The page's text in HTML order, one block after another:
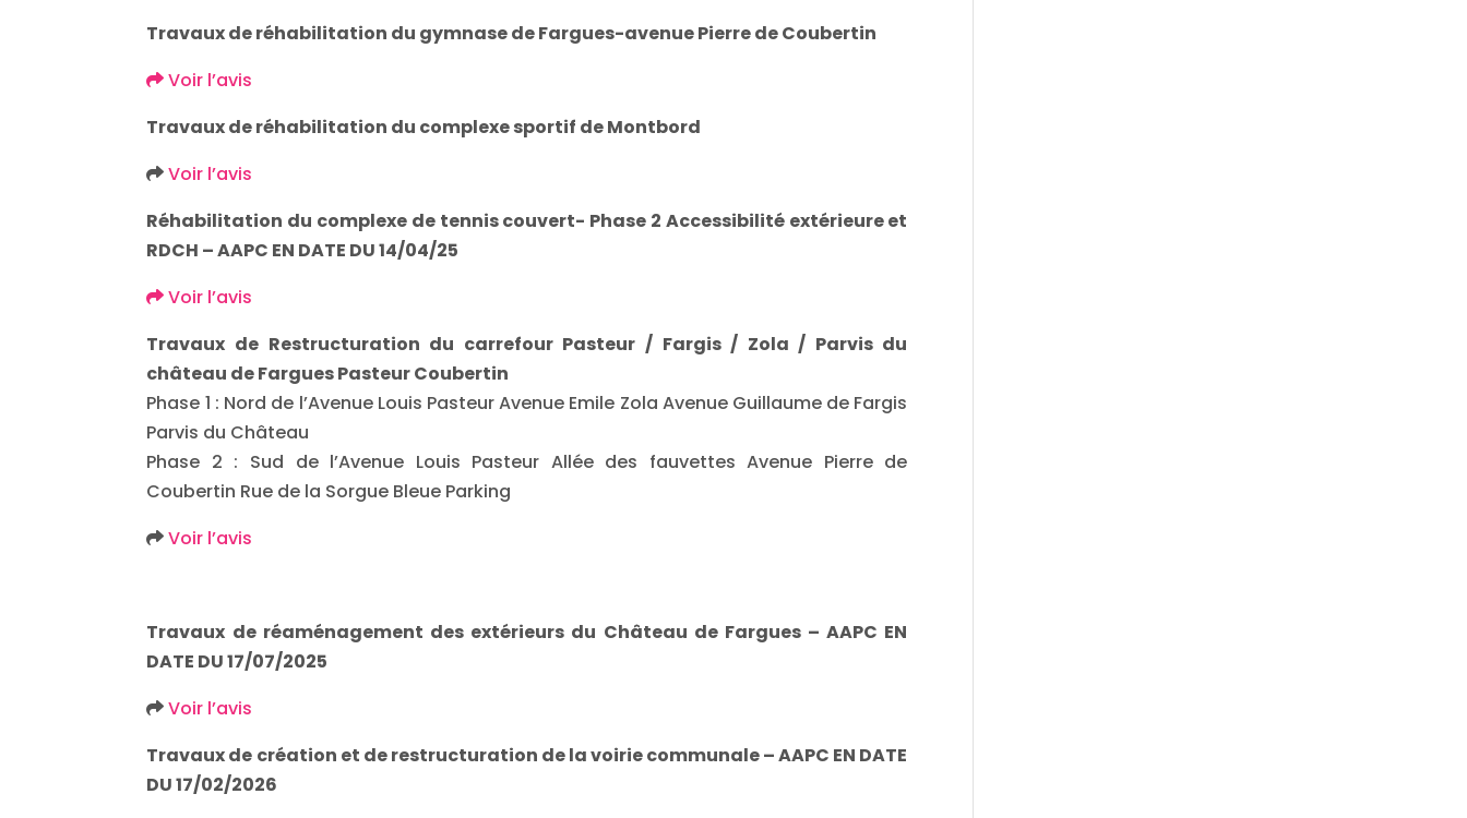
Travaux de réhabilitation du gymnase de Fargues-avenue Pierre de Coubertin
Voir l’avis
Travaux de réhabilitation du complexe sportif de Montbord
Voir l’avis
Réhabilitation du complexe de tennis couvert- Phase 2 Accessibilité extérieure et
RDCH – AAPC EN DATE DU 14/04/25
Voir l’avis
Travaux de Restructuration du carrefour Pasteur / Fargis / Zola / Parvis du
château de Fargues Pasteur Coubertin
Phase 1 : Nord de l’Avenue Louis Pasteur Avenue Emile Zola Avenue Guillaume de Fargis
Parvis du Château
Phase 2 : Sud de l’Avenue Louis Pasteur Allée des fauvettes Avenue Pierre de
Coubertin Rue de la Sorgue Bleue Parking
Voir l’avis
Travaux de réaménagement des extérieurs du Château de Fargues – AAPC EN
DATE DU 17/07/2025
Voir l’avis
Travaux de création et de restructuration de la voirie communale – AAPC EN DATE
DU 17/02/2026